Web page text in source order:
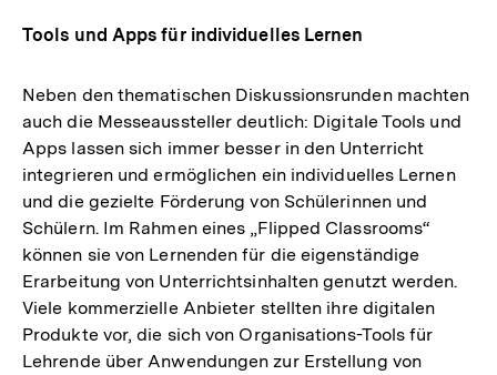
Tools und Apps für individuelles Lernen
Neben den thematischen Diskussionsrunden machten
auch die Messeaussteller deutlich: Digitale Tools und
Apps lassen sich immer besser in den Unterricht
integrieren und ermöglichen ein individuelles Lernen
und die gezielte Förderung von Schülerinnen und
Schülern. Im Rahmen eines „Flipped Classrooms“
können sie von Lernenden für die eigenständige
Erarbeitung von Unterrichtsinhalten genutzt werden.
Viele kommerzielle Anbieter stellten ihre digitalen
Produkte vor, die sich von Organisations-Tools für
Lehrende über Anwendungen zur Erstellung von